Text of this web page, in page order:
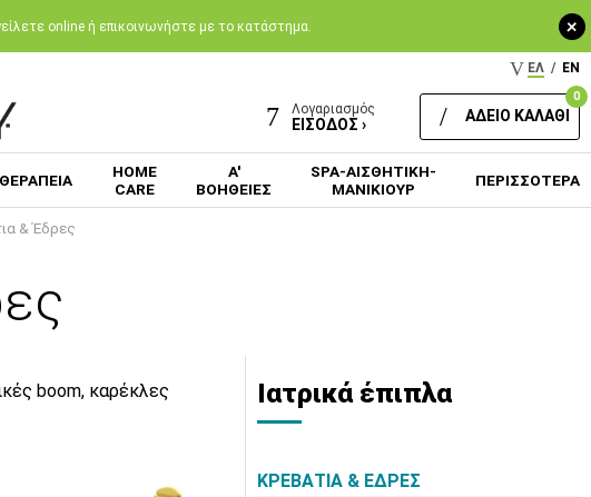
+
online ή επικοινωνήστε με το κατάστημα.
ΕΛ / EN
Λογαριασμός
ΕΙΣΟΔΟΣ ›
0
ΑΔΕΙΟ ΚΑΛΑΘΙ
HOME
CARE
Α'
ΒΟΗΘΕΙΕΣ
SPA-ΑΙΣΘΗΤΙΚΗ-
ΜΑΝΙΚΙΟΥΡ
ΠΕΡΙΣΣΟΤΕΡΑ
& Έδρες
boom, καρέκλες
Ιατρικά έπιπλα
ΚΡΕΒΑΤΙΑ & ΕΔΡΕΣ